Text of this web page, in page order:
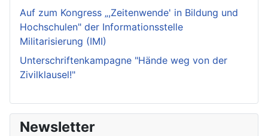
Auf zum Kongress „,Zeitenwende' in Bildung und
Hochschulen" der Informationsstelle
Militarisierung (IMI)
Unterschriftenkampagne "Hände weg von der
Zivilklausel!"
Newsletter